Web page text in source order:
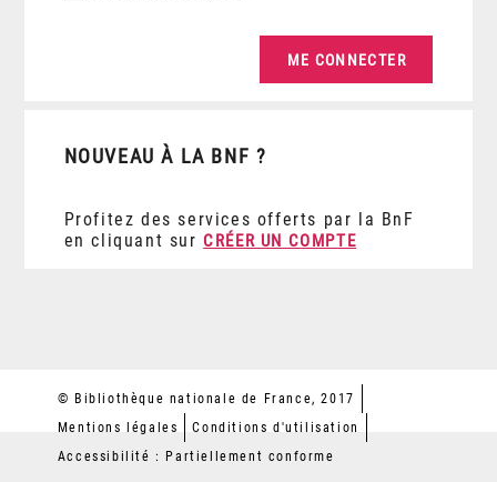
NOUVEAU À LA BNF ?
Profitez des services offerts par la BnF
en cliquant sur CRÉER UN COMPTE
© Bibliothèque nationale de France, 2017
Mentions légales
Conditions d'utilisation
Accessibilité : Partiellement conforme